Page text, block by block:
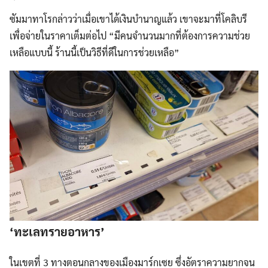
ซัมมาทาโรกล่าวว่าเมื่อเขาได้เงินบำนาญแล้ว เขาจะมาที่โคลิบรี
เพื่อจ่ายในราคาเต็มต่อไป “มีคนจำนวนมากที่ต้องการความช่วย
เหลือแบบนี้ ร้านนี้เป็นวิธีที่ดีในการช่วยเหลือ”
‘ทะเลทรายอาหาร’
ในเขตที่ 3 ทางตอนกลางของเมืองมาร์กเซย ซึ่งอัตราความยากจน